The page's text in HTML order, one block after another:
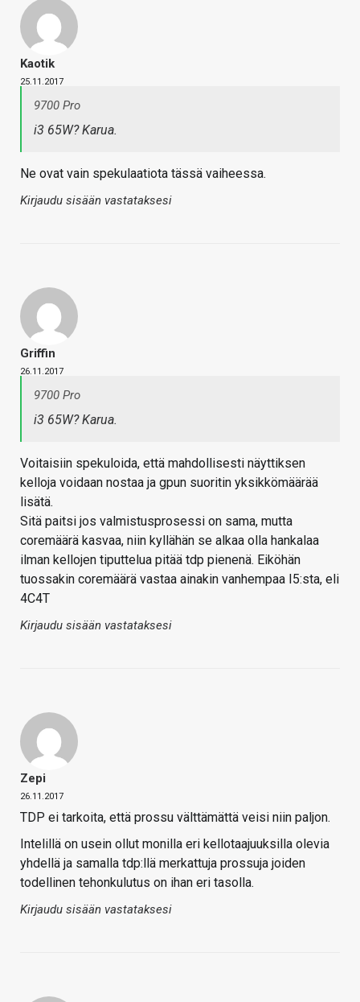
Kaotik
25.11.2017
9700 Pro
i3 65W? Karua.
Ne ovat vain spekulaatiota tässä vaiheessa.
Kirjaudu sisään vastataksesi
Griffin
26.11.2017
9700 Pro
i3 65W? Karua.
Voitaisiin spekuloida, että mahdollisesti näyttiksen
kelloja voidaan nostaa ja gpun suoritin yksikkömäärää
lisätä.
Sitä paitsi jos valmistusprosessi on sama, mutta
coremäärä kasvaa, niin kyllähän se alkaa olla hankalaa
ilman kellojen tiputtelua pitää tdp pienenä. Eiköhän
tuossakin coremäärä vastaa ainakin vanhempaa I5:sta, eli
4C4T
Kirjaudu sisään vastataksesi
Zepi
26.11.2017
TDP ei tarkoita, että prossu välttämättä veisi niin paljon.
Intelillä on usein ollut monilla eri kellotaajuuksilla olevia
yhdellä ja samalla tdp:llä merkattuja prossuja joiden
todellinen tehonkulutus on ihan eri tasolla.
Kirjaudu sisään vastataksesi